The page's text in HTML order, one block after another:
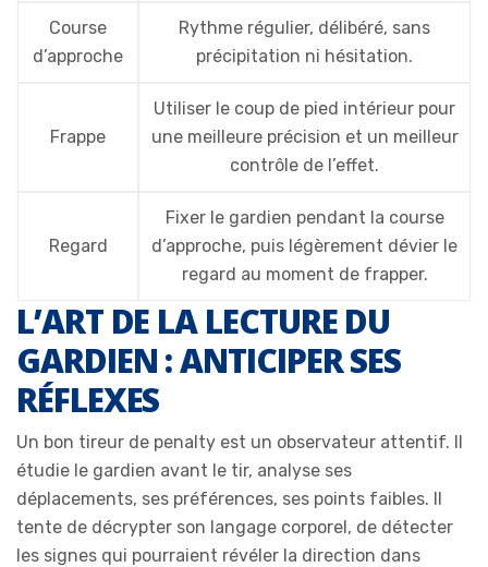
Course
d’approche
Rythme régulier, délibéré, sans
précipitation ni hésitation.
Frappe
Utiliser le coup de pied intérieur pour
une meilleure précision et un meilleur
contrôle de l’effet.
Regard
Fixer le gardien pendant la course
d’approche, puis légèrement dévier le
regard au moment de frapper.
L’ART DE LA LECTURE DU
GARDIEN : ANTICIPER SES
RÉFLEXES
Un bon tireur de penalty est un observateur attentif. Il
étudie le gardien avant le tir, analyse ses
déplacements, ses préférences, ses points faibles. Il
tente de décrypter son langage corporel, de détecter
les signes qui pourraient révéler la direction dans